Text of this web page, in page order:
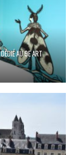
AU 9E ART